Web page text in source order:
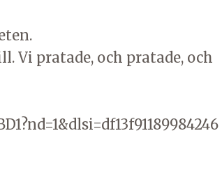
Vi pratade, och pratade, och